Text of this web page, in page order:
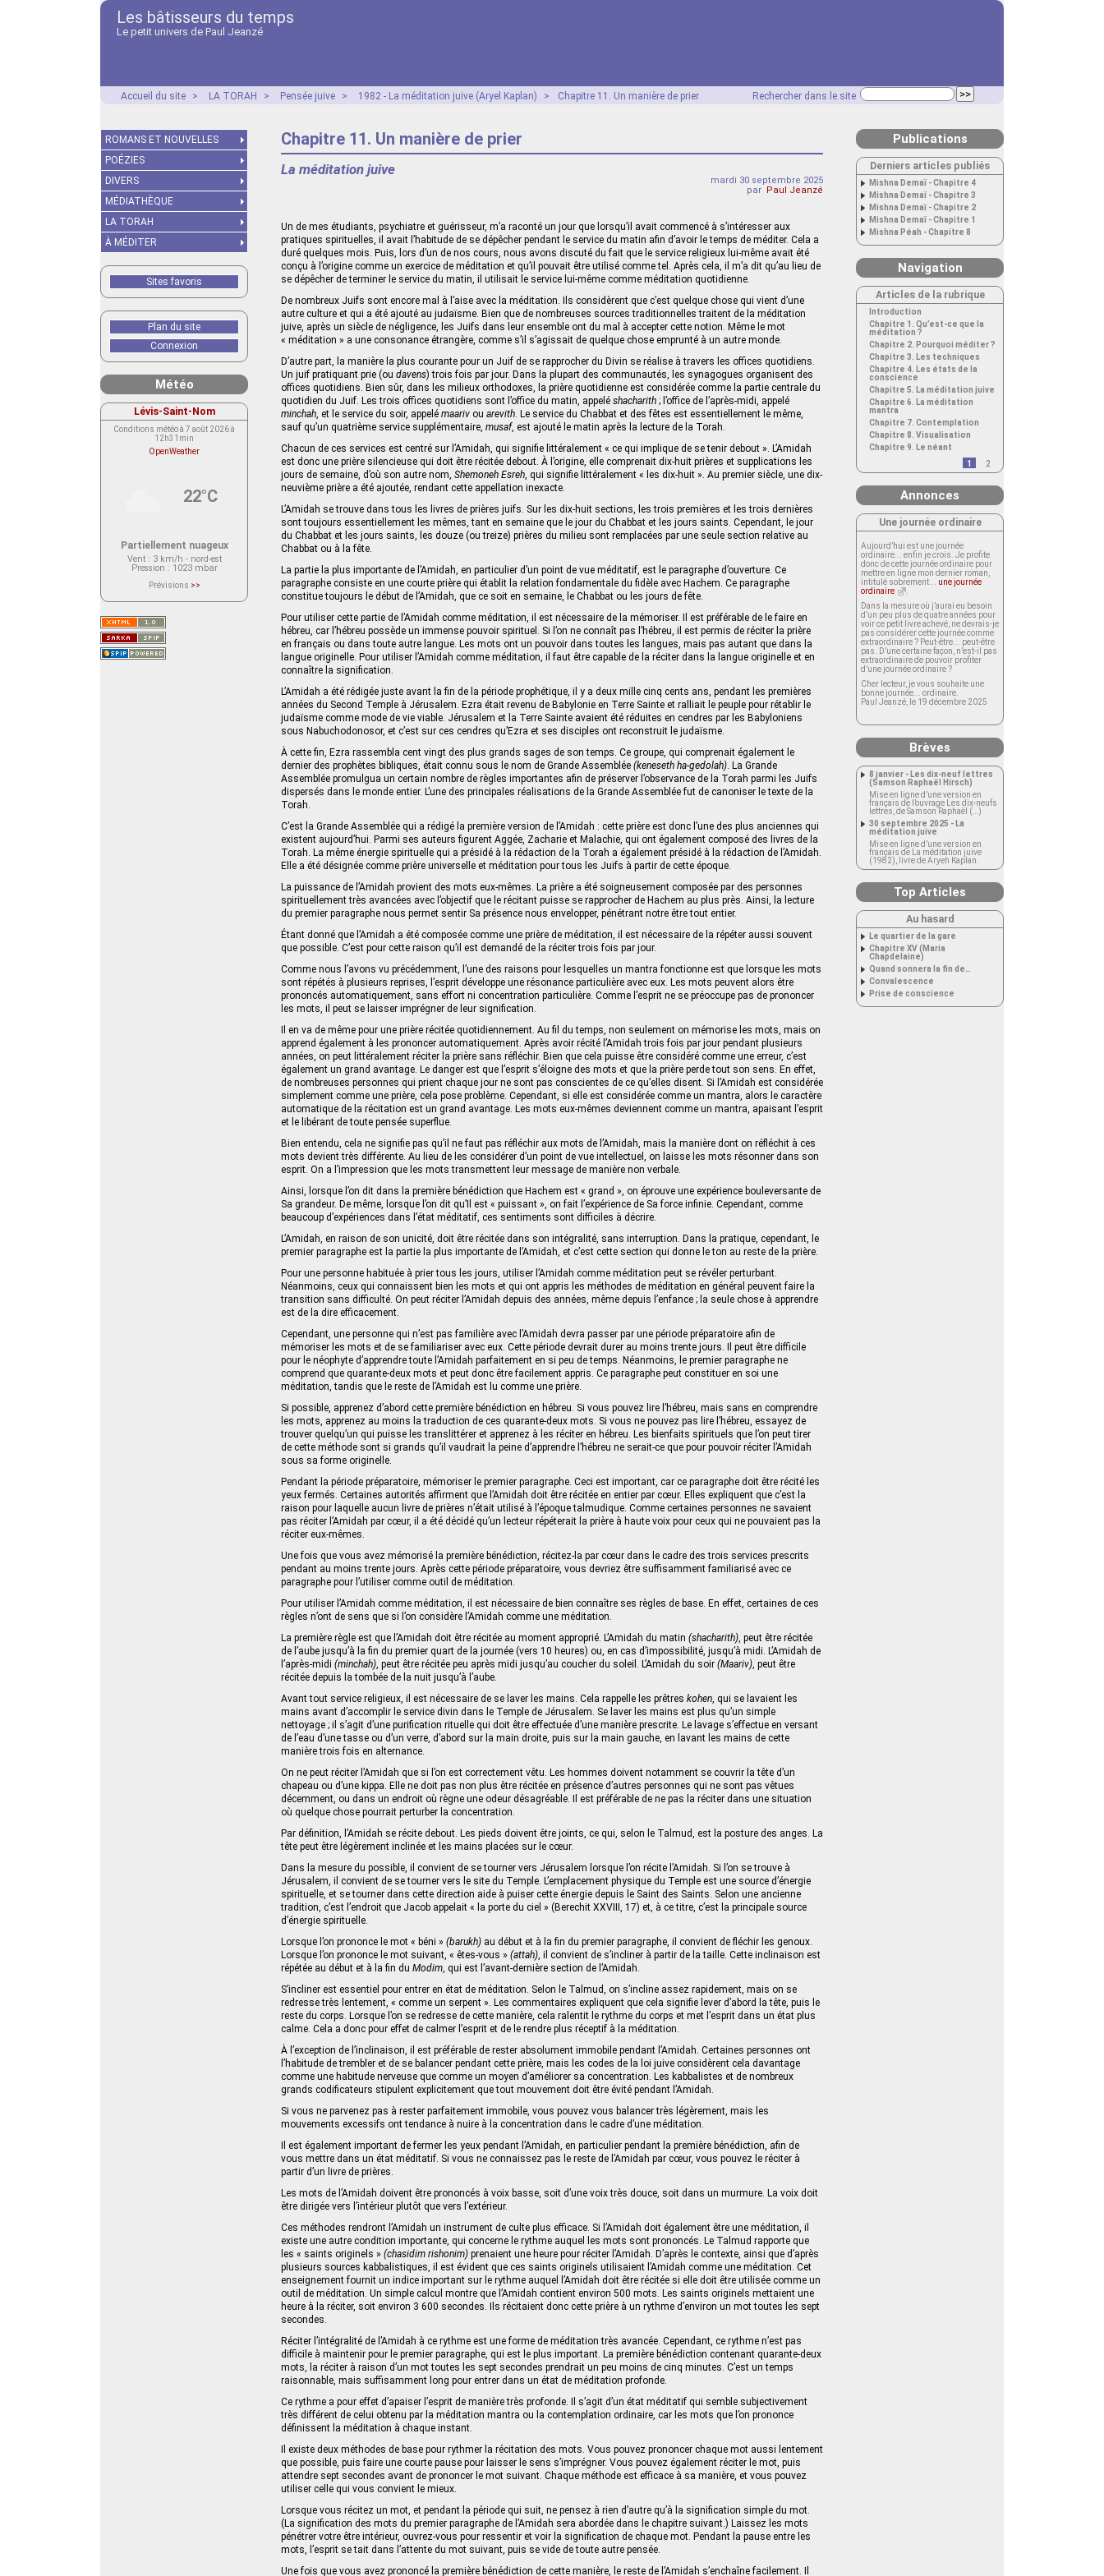
Les bâtisseurs du temps
Le petit univers de Paul Jeanzé
Rechercher dans le site
Accueil du site > LA TORAH > Pensée juive > 1982 - La méditation juive (Aryel Kaplan) > Chapitre 11. Un manière de prier
Chapitre 11. Un manière de prier
La méditation juive
mardi 30 septembre 2025
par Paul Jeanzé
Un de mes étudiants, psychiatre et guérisseur, m’a raconté un jour que lorsqu’il avait commencé à s’intéresser aux
pratiques spirituelles, il avait l’habitude de se dépêcher pendant le service du matin afin d’avoir le temps de méditer. Cela a
duré quelques mois. Puis, lors d’un de nos cours, nous avons discuté du fait que le service religieux lui-même avait été
conçu à l’origine comme un exercice de méditation et qu’il pouvait être utilisé comme tel. Après cela, il m’a dit qu’au lieu de
se dépêcher de terminer le service du matin, il utilisait le service lui-même comme méditation quotidienne.
De nombreux Juifs sont encore mal à l’aise avec la méditation. Ils considèrent que c’est quelque chose qui vient d’une
autre culture et qui a été ajouté au judaïsme. Bien que de nombreuses sources traditionnelles traitent de la méditation
juive, après un siècle de négligence, les Juifs dans leur ensemble ont du mal à accepter cette notion. Même le mot
« méditation » a une consonance étrangère, comme s’il s’agissait de quelque chose emprunté à un autre monde.
D’autre part, la manière la plus courante pour un Juif de se rapprocher du Divin se réalise à travers les offices quotidiens.
Un juif pratiquant prie (ou davens) trois fois par jour. Dans la plupart des communautés, les synagogues organisent des
offices quotidiens. Bien sûr, dans les milieux orthodoxes, la prière quotidienne est considérée comme la partie centrale du
quotidien du Juif. Les trois offices quotidiens sont l’office du matin, appelé shacharith ; l’office de l’après-midi, appelé
minchah, et le service du soir, appelé maariv ou arevith. Le service du Chabbat et des fêtes est essentiellement le même,
sauf qu’un quatrième service supplémentaire, musaf, est ajouté le matin après la lecture de la Torah.
Chacun de ces services est centré sur l’Amidah, qui signifie littéralement « ce qui implique de se tenir debout ». L’Amidah
est donc une prière silencieuse qui doit être récitée debout. À l’origine, elle comprenait dix-huit prières et supplications les
jours de semaine, d’où son autre nom, Shemoneh Esreh, qui signifie littéralement « les dix-huit ». Au premier siècle, une dix-
neuvième prière a été ajoutée, rendant cette appellation inexacte.
L’Amidah se trouve dans tous les livres de prières juifs. Sur les dix-huit sections, les trois premières et les trois dernières
sont toujours essentiellement les mêmes, tant en semaine que le jour du Chabbat et les jours saints. Cependant, le jour
du Chabbat et les jours saints, les douze (ou treize) prières du milieu sont remplacées par une seule section relative au
Chabbat ou à la fête.
La partie la plus importante de l’Amidah, en particulier d’un point de vue méditatif, est le paragraphe d’ouverture. Ce
paragraphe consiste en une courte prière qui établit la relation fondamentale du fidèle avec Hachem. Ce paragraphe
constitue toujours le début de l’Amidah, que ce soit en semaine, le Chabbat ou les jours de fête.
Pour utiliser cette partie de l’Amidah comme méditation, il est nécessaire de la mémoriser. Il est préférable de le faire en
hébreu, car l’hébreu possède un immense pouvoir spirituel. Si l’on ne connaît pas l’hébreu, il est permis de réciter la prière
en français ou dans toute autre langue. Les mots ont un pouvoir dans toutes les langues, mais pas autant que dans la
langue originelle. Pour utiliser l’Amidah comme méditation, il faut être capable de la réciter dans la langue originelle et en
connaître la signification.
L’Amidah a été rédigée juste avant la fin de la période prophétique, il y a deux mille cinq cents ans, pendant les premières
années du Second Temple à Jérusalem. Ezra était revenu de Babylonie en Terre Sainte et ralliait le peuple pour rétablir le
judaïsme comme mode de vie viable. Jérusalem et la Terre Sainte avaient été réduites en cendres par les Babyloniens
sous Nabuchodonosor, et c’est sur ces cendres qu’Ezra et ses disciples ont reconstruit le judaïsme.
À cette fin, Ezra rassembla cent vingt des plus grands sages de son temps. Ce groupe, qui comprenait également le
dernier des prophètes bibliques, était connu sous le nom de Grande Assemblée (keneseth ha-gedolah). La Grande
Assemblée promulgua un certain nombre de règles importantes afin de préserver l’observance de la Torah parmi les Juifs
dispersés dans le monde entier. L’une des principales réalisations de la Grande Assemblée fut de canoniser le texte de la
Torah.
C’est la Grande Assemblée qui a rédigé la première version de l’Amidah : cette prière est donc l’une des plus anciennes qui
existent aujourd’hui. Parmi ses auteurs figurent Aggée, Zacharie et Malachie, qui ont également composé des livres de la
Torah. La même énergie spirituelle qui a présidé à la rédaction de la Torah a également présidé à la rédaction de l’Amidah.
Elle a été désignée comme prière universelle et méditation pour tous les Juifs à partir de cette époque.
La puissance de l’Amidah provient des mots eux-mêmes. La prière a été soigneusement composée par des personnes
spirituellement très avancées avec l’objectif que le récitant puisse se rapprocher de Hachem au plus près. Ainsi, la lecture
du premier paragraphe nous permet sentir Sa présence nous envelopper, pénétrant notre être tout entier.
Étant donné que l’Amidah a été composée comme une prière de méditation, il est nécessaire de la répéter aussi souvent
que possible. C’est pour cette raison qu’il est demandé de la réciter trois fois par jour.
Comme nous l’avons vu précédemment, l’une des raisons pour lesquelles un mantra fonctionne est que lorsque les mots
sont répétés à plusieurs reprises, l’esprit développe une résonance particulière avec eux. Les mots peuvent alors être
prononcés automatiquement, sans effort ni concentration particulière. Comme l’esprit ne se préoccupe pas de prononcer
les mots, il peut se laisser imprégner de leur signification.
Il en va de même pour une prière récitée quotidiennement. Au fil du temps, non seulement on mémorise les mots, mais on
apprend également à les prononcer automatiquement. Après avoir récité l’Amidah trois fois par jour pendant plusieurs
années, on peut littéralement réciter la prière sans réfléchir. Bien que cela puisse être considéré comme une erreur, c’est
également un grand avantage. Le danger est que l’esprit s’éloigne des mots et que la prière perde tout son sens. En effet,
de nombreuses personnes qui prient chaque jour ne sont pas conscientes de ce qu’elles disent. Si l’Amidah est considérée
simplement comme une prière, cela pose problème. Cependant, si elle est considérée comme un mantra, alors le caractère
automatique de la récitation est un grand avantage. Les mots eux-mêmes deviennent comme un mantra, apaisant l’esprit
et le libérant de toute pensée superflue.
Bien entendu, cela ne signifie pas qu’il ne faut pas réfléchir aux mots de l’Amidah, mais la manière dont on réfléchit à ces
mots devient très différente. Au lieu de les considérer d’un point de vue intellectuel, on laisse les mots résonner dans son
esprit. On a l’impression que les mots transmettent leur message de manière non verbale.
Ainsi, lorsque l’on dit dans la première bénédiction que Hachem est « grand », on éprouve une expérience bouleversante de
Sa grandeur. De même, lorsque l’on dit qu’Il est « puissant », on fait l’expérience de Sa force infinie. Cependant, comme
beaucoup d’expériences dans l’état méditatif, ces sentiments sont difficiles à décrire.
L’Amidah, en raison de son unicité, doit être récitée dans son intégralité, sans interruption. Dans la pratique, cependant, le
premier paragraphe est la partie la plus importante de l’Amidah, et c’est cette section qui donne le ton au reste de la prière.
Pour une personne habituée à prier tous les jours, utiliser l’Amidah comme méditation peut se révéler perturbant.
Néanmoins, ceux qui connaissent bien les mots et qui ont appris les méthodes de méditation en général peuvent faire la
transition sans difficulté. On peut réciter l’Amidah depuis des années, même depuis l’enfance ; la seule chose à apprendre
est de la dire efficacement.
Cependant, une personne qui n’est pas familière avec l’Amidah devra passer par une période préparatoire afin de
mémoriser les mots et de se familiariser avec eux. Cette période devrait durer au moins trente jours. Il peut être difficile
pour le néophyte d’apprendre toute l’Amidah parfaitement en si peu de temps. Néanmoins, le premier paragraphe ne
comprend que quarante-deux mots et peut donc être facilement appris. Ce paragraphe peut constituer en soi une
méditation, tandis que le reste de l’Amidah est lu comme une prière.
Si possible, apprenez d’abord cette première bénédiction en hébreu. Si vous pouvez lire l’hébreu, mais sans en comprendre
les mots, apprenez au moins la traduction de ces quarante-deux mots. Si vous ne pouvez pas lire l’hébreu, essayez de
trouver quelqu’un qui puisse les translittérer et apprenez à les réciter en hébreu. Les bienfaits spirituels que l’on peut tirer
de cette méthode sont si grands qu’il vaudrait la peine d’apprendre l’hébreu ne serait-ce que pour pouvoir réciter l’Amidah
sous sa forme originelle.
Pendant la période préparatoire, mémoriser le premier paragraphe. Ceci est important, car ce paragraphe doit être récité les
yeux fermés. Certaines autorités affirment que l’Amidah doit être récitée en entier par cœur. Elles expliquent que c’est la
raison pour laquelle aucun livre de prières n’était utilisé à l’époque talmudique. Comme certaines personnes ne savaient
pas réciter l’Amidah par cœur, il a été décidé qu’un lecteur répéterait la prière à haute voix pour ceux qui ne pouvaient pas la
réciter eux-mêmes.
Une fois que vous avez mémorisé la première bénédiction, récitez-la par cœur dans le cadre des trois services prescrits
pendant au moins trente jours. Après cette période préparatoire, vous devriez être suffisamment familiarisé avec ce
paragraphe pour l’utiliser comme outil de méditation.
Pour utiliser l’Amidah comme méditation, il est nécessaire de bien connaître ses règles de base. En effet, certaines de ces
règles n’ont de sens que si l’on considère l’Amidah comme une méditation.
La première règle est que l’Amidah doit être récitée au moment approprié. L’Amidah du matin (shacharith), peut être récitée
de l’aube jusqu’à la fin du premier quart de la journée (vers 10 heures) ou, en cas d’impossibilité, jusqu’à midi. L’Amidah de
l’après-midi (minchah), peut être récitée peu après midi jusqu’au coucher du soleil. L’Amidah du soir (Maariv), peut être
récitée depuis la tombée de la nuit jusqu’à l’aube.
Avant tout service religieux, il est nécessaire de se laver les mains. Cela rappelle les prêtres kohen, qui se lavaient les
mains avant d’accomplir le service divin dans le Temple de Jérusalem. Se laver les mains est plus qu’un simple
nettoyage ; il s’agit d’une purification rituelle qui doit être effectuée d’une manière prescrite. Le lavage s’effectue en versant
de l’eau d’une tasse ou d’un verre, d’abord sur la main droite, puis sur la main gauche, en lavant les mains de cette
manière trois fois en alternance.
On ne peut réciter l’Amidah que si l’on est correctement vêtu. Les hommes doivent notamment se couvrir la tête d’un
chapeau ou d’une kippa. Elle ne doit pas non plus être récitée en présence d’autres personnes qui ne sont pas vêtues
décemment, ou dans un endroit où règne une odeur désagréable. Il est préférable de ne pas la réciter dans une situation
où quelque chose pourrait perturber la concentration.
Par définition, l’Amidah se récite debout. Les pieds doivent être joints, ce qui, selon le Talmud, est la posture des anges. La
tête peut être légèrement inclinée et les mains placées sur le cœur.
Dans la mesure du possible, il convient de se tourner vers Jérusalem lorsque l’on récite l’Amidah. Si l’on se trouve à
Jérusalem, il convient de se tourner vers le site du Temple. L’emplacement physique du Temple est une source d’énergie
spirituelle, et se tourner dans cette direction aide à puiser cette énergie depuis le Saint des Saints. Selon une ancienne
tradition, c’est l’endroit que Jacob appelait « la porte du ciel » (Berechit XXVIII, 17) et, à ce titre, c’est la principale source
d’énergie spirituelle.
Lorsque l’on prononce le mot « béni » (barukh) au début et à la fin du premier paragraphe, il convient de fléchir les genoux.
Lorsque l’on prononce le mot suivant, « êtes-vous » (attah), il convient de s’incliner à partir de la taille. Cette inclinaison est
répétée au début et à la fin du Modim, qui est l’avant-dernière section de l’Amidah.
S’incliner est essentiel pour entrer en état de méditation. Selon le Talmud, on s’incline assez rapidement, mais on se
redresse très lentement, « comme un serpent ». Les commentaires expliquent que cela signifie lever d’abord la tête, puis le
reste du corps. Lorsque l’on se redresse de cette manière, cela ralentit le rythme du corps et met l’esprit dans un état plus
calme. Cela a donc pour effet de calmer l’esprit et de le rendre plus réceptif à la méditation.
À l’exception de l’inclinaison, il est préférable de rester absolument immobile pendant l’Amidah. Certaines personnes ont
l’habitude de trembler et de se balancer pendant cette prière, mais les codes de la loi juive considèrent cela davantage
comme une habitude nerveuse que comme un moyen d’améliorer sa concentration. Les kabbalistes et de nombreux
grands codificateurs stipulent explicitement que tout mouvement doit être évité pendant l’Amidah.
Si vous ne parvenez pas à rester parfaitement immobile, vous pouvez vous balancer très légèrement, mais les
mouvements excessifs ont tendance à nuire à la concentration dans le cadre d’une méditation.
Il est également important de fermer les yeux pendant l’Amidah, en particulier pendant la première bénédiction, afin de
vous mettre dans un état méditatif. Si vous ne connaissez pas le reste de l’Amidah par cœur, vous pouvez le réciter à
partir d’un livre de prières.
Les mots de l’Amidah doivent être prononcés à voix basse, soit d’une voix très douce, soit dans un murmure. La voix doit
être dirigée vers l’intérieur plutôt que vers l’extérieur.
Ces méthodes rendront l’Amidah un instrument de culte plus efficace. Si l’Amidah doit également être une méditation, il
existe une autre condition importante, qui concerne le rythme auquel les mots sont prononcés. Le Talmud rapporte que
les « saints originels » (chasidim rishonim) prenaient une heure pour réciter l’Amidah. D’après le contexte, ainsi que d’après
plusieurs sources kabbalistiques, il est évident que ces saints originels utilisaient l’Amidah comme une méditation. Cet
enseignement fournit un indice important sur le rythme auquel l’Amidah doit être récitée si elle doit être utilisée comme un
outil de méditation. Un simple calcul montre que l’Amidah contient environ 500 mots. Les saints originels mettaient une
heure à la réciter, soit environ 3 600 secondes. Ils récitaient donc cette prière à un rythme d’environ un mot toutes les sept
secondes.
Réciter l’intégralité de l’Amidah à ce rythme est une forme de méditation très avancée. Cependant, ce rythme n’est pas
difficile à maintenir pour le premier paragraphe, qui est le plus important. La première bénédiction contenant quarante-deux
mots, la réciter à raison d’un mot toutes les sept secondes prendrait un peu moins de cinq minutes. C’est un temps
raisonnable, mais suffisamment long pour entrer dans un état de méditation profonde.
Ce rythme a pour effet d’apaiser l’esprit de manière très profonde. Il s’agit d’un état méditatif qui semble subjectivement
très différent de celui obtenu par la méditation mantra ou la contemplation ordinaire, car les mots que l’on prononce
définissent la méditation à chaque instant.
Il existe deux méthodes de base pour rythmer la récitation des mots. Vous pouvez prononcer chaque mot aussi lentement
que possible, puis faire une courte pause pour laisser le sens s’imprégner. Vous pouvez également réciter le mot, puis
attendre sept secondes avant de prononcer le mot suivant. Chaque méthode est efficace à sa manière, et vous pouvez
utiliser celle qui vous convient le mieux.
Lorsque vous récitez un mot, et pendant la période qui suit, ne pensez à rien d’autre qu’à la signification simple du mot.
(La signification des mots du premier paragraphe de l’Amidah sera abordée dans le chapitre suivant.) Laissez les mots
pénétrer votre être intérieur, ouvrez-vous pour ressentir et voir la signification de chaque mot. Pendant la pause entre les
mots, l’esprit se tait dans l’attente du mot suivant, puis se vide de toute autre pensée.
Une fois que vous avez prononcé la première bénédiction de cette manière, le reste de l’Amidah s’enchaîne facilement. Il
ROMANS ET NOUVELLES
POÉZIES
DIVERS
MÉDIATHÈQUE
LA TORAH
À MÉDITER
Sites favoris
Plan du site
Connexion
Météo
Lévis-Saint-Nom
Conditions météo à 7 août 2026 à
12h31min
OpenWeather
22°C
Partiellement nuageux
Vent: 3 km/h - nord-est
Pression : 1023 mbar
Prévisions >>
actuellement aucune prévision
Saint-Nom.
Veuillez consulter le message du
service ci-dessous.
(401 - Invalid API key. Please see
https://openweathermap.org/faq#error401
Publications
Derniers articles publiés
Mishna Demaï - Chapitre 4
Mishna Demaï - Chapitre 3
Mishna Demaï - Chapitre 2
Mishna Demaï - Chapitre 1
Mishna Péah - Chapitre 8
Navigation
Articles de la rubrique
Introduction
Chapitre 1. Qu’est-ce que la
méditation ?
Chapitre 2. Pourquoi méditer ?
Chapitre 3. Les techniques
Chapitre 4. Les états de la
conscience
Chapitre 5. La méditation juive
Chapitre 6. La méditation
mantra
Chapitre 7. Contemplation
Chapitre 8. Visualisation
Chapitre 9. Le néant
1
2
Annonces
Une journée ordinaire
Aujourd’hui est une journée
ordinaire... enfin je crois. Je profite
donc de cette journée ordinaire pour
mettre en ligne mon dernier roman,
intitulé sobrement... une journée
ordinaire
Dans la mesure où j’aurai eu besoin
d’un peu plus de quatre années pour
voir ce petit livre achevé, ne devrais-je
pas considérer cette journée comme
extraordinaire ? Peut-être... peut-être
pas. D’une certaine façon, n’est-il pas
extraordinaire de pouvoir profiter
d’une journée ordinaire ?
Cher lecteur, je vous souhaite une
bonne journée... ordinaire.
Paul Jeanzé, le 19 décembre 2025
Brèves
8 janvier - Les dix-neuf lettres
(Samson Raphaël Hirsch)
Mise en ligne d’une version en
français de l’ouvrage Les dix-neufs
lettres, de Samson Raphaël (…)
30 septembre 2025 - La
méditation juive
Mise en ligne d’une version en
français de La méditation juive
(1982), livre de Aryeh Kaplan.
Top Articles
Au hasard
Le quartier de la gare
Chapitre XV (Maria
Chapdelaine)
Quand sonnera la fin de…
Convalescence
Prise de conscience